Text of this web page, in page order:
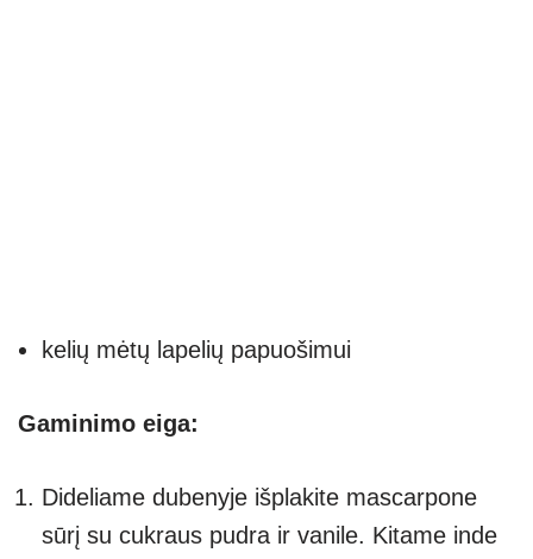
kelių mėtų lapelių papuošimui
Gaminimo eiga:
Dideliame dubenyje išplakite mascarpone
sūrį su cukraus pudra ir vanile. Kitame inde